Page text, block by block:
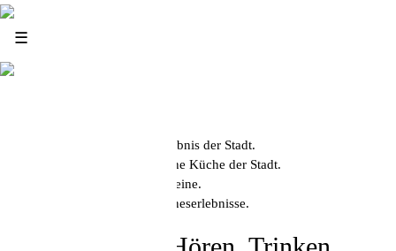
☰
Hier gibt es das beste Sounderlebnis der Stadt.
Hier gibt es die beste peruanische Küche der Stadt.
Und natürlich hervorragende Weine.
High Fidelity, ein Raum für Sinneserlebnisse.